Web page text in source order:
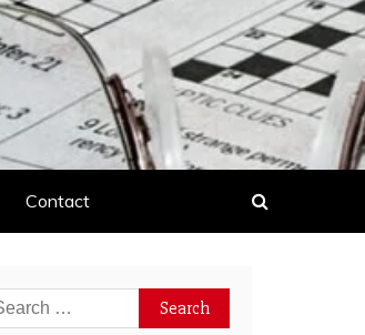
Contact